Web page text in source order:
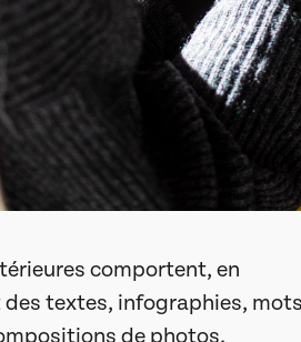
comportent, en
textes, infographies,
de photos.